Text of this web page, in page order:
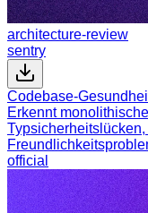
architecture-review
sentry
Codebase-
Erkennt
official